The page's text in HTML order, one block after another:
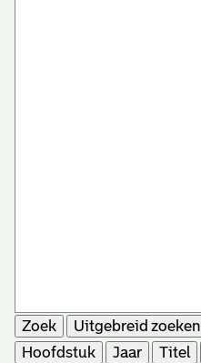
Zoek
Uitgebreid zoeken
Hoofdstuk
Jaar Titel